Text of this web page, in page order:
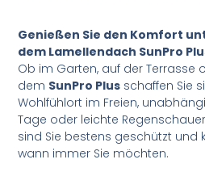
Genießen Sie den Komfort
dem Lamellendach SunPro
Ob im Garten, auf der Terrasse
dem SunPro Plus schaffen Sie
Wohlfühlort im Freien,
Tage oder leichte
sind Sie bestens geschützt und
wann immer Sie möchten.